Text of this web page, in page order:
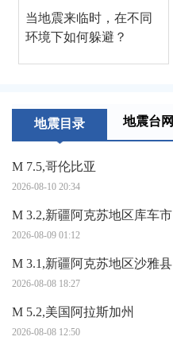
当地震来临时，在不同
环境下如何躲避？
地震目录 地震台网
M 7.5,哥伦比亚
2026-08-10 20:34
M 3.2,新疆阿克苏地区库车市
2026-08-09 01:12
M 3.1,新疆阿克苏地区沙雅县
2026-08-08 18:27
M 5.2,美国阿拉斯加州
2026-08-08 12:50